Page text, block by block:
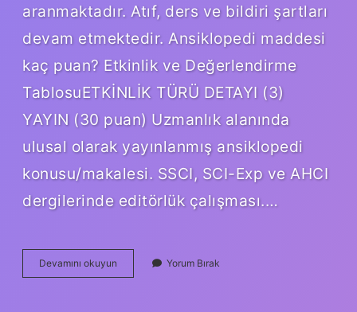
aranmaktadır. Atıf, ders ve bildiri şartları
devam etmektedir. Ansiklopedi maddesi
kaç puan? Etkinlik ve Değerlendirme
TablosuETKİNLİK TÜRÜ DETAYI (3)
YAYIN (30 puan) Uzmanlık alanında
ulusal olarak yayınlanmış ansiklopedi
konusu/makalesi. SSCI, SCI-Exp ve AHCI
dergilerinde editörlük çalışması.…
Devamını okuyun
Bildiri
Yorum Bırak